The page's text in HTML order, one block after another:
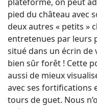
pied du château avec
deux autres « petits »
entretenues par leurs
situé dans un écrin de
bien sûr forêt ! Cette
aussi de mieux
avec ses fortifications
tours de guet. Nous